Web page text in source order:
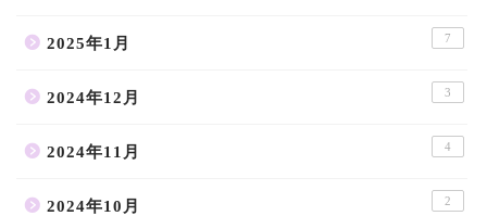
2025年1月 7
2024年12月 3
2024年11月 4
2024年10月 2